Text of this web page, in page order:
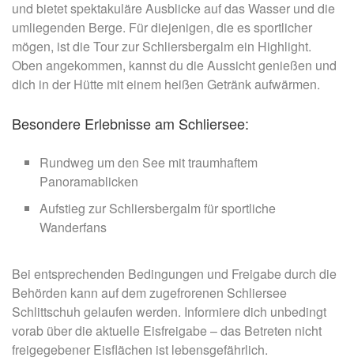
und bietet spektakuläre Ausblicke auf das Wasser und die
umliegenden Berge. Für diejenigen, die es sportlicher
mögen, ist die Tour zur Schliersbergalm ein Highlight.
Oben angekommen, kannst du die Aussicht genießen und
dich in der Hütte mit einem heißen Getränk aufwärmen.
Besondere Erlebnisse am Schliersee:
Rundweg um den See mit traumhaftem
Panoramablicken
Aufstieg zur Schliersbergalm für sportliche
Wanderfans
Bei entsprechenden Bedingungen und Freigabe durch die
Behörden kann auf dem zugefrorenen Schliersee
Schlittschuh gelaufen werden. Informiere dich unbedingt
vorab über die aktuelle Eisfreigabe – das Betreten nicht
freigegebener Eisflächen ist lebensgefährlich.